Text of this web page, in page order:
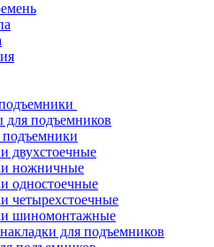
для подъемников
двухстоечные
ножничные
одностоечные
четырехстоечные
шиномонтажные
для подъемников